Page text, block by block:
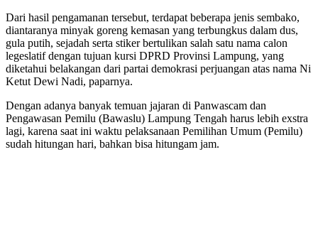
Dari hasil pengamanan tersebut, terdapat beberapa jenis sembako,
diantaranya minyak goreng kemasan yang terbungkus dalam dus,
gula putih, sejadah serta stiker bertulikan salah satu nama calon
legeslatif dengan tujuan kursi DPRD Provinsi Lampung, yang
diketahui belakangan dari partai demokrasi perjuangan atas nama Ni
Ketut Dewi Nadi, paparnya.
Dengan adanya banyak temuan jajaran di Panwascam dan
Pengawasan Pemilu (Bawaslu) Lampung Tengah harus lebih exstra
lagi, karena saat ini waktu pelaksanaan Pemilihan Umum (Pemilu)
sudah hitungan hari, bahkan bisa hitungam jam.